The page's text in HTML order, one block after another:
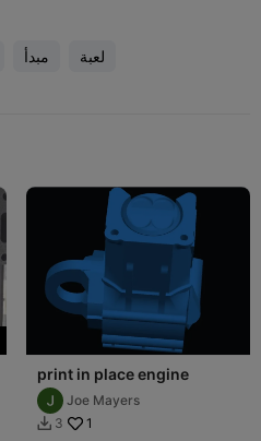
مبدأ لعبة
print in place engine
Joe Mayers
 3 1